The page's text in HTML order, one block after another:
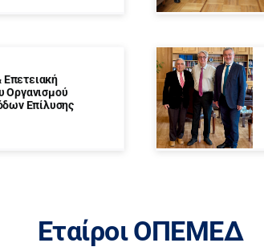
Επετειακή
Οργανισμού
Επίλυσης
Εταίροι ΟΠΕΜΕΔ